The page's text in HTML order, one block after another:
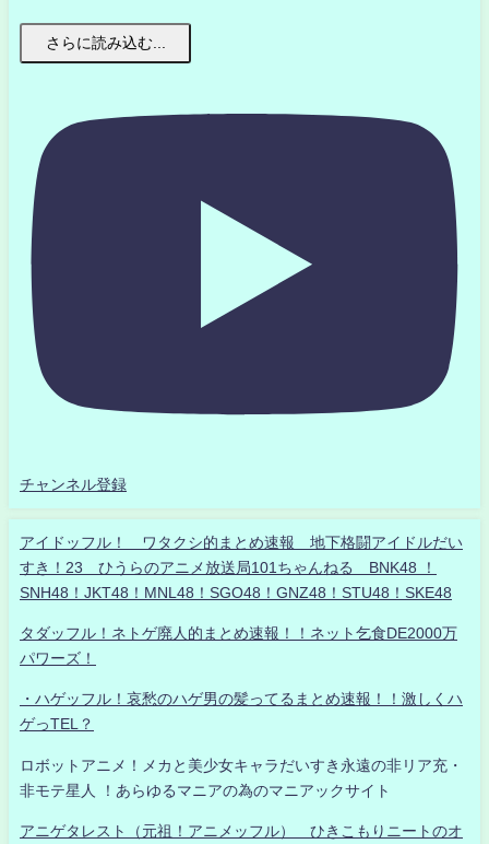
さらに読み込む...
チャンネル登録
アイドッフル！ ワタクシ的まとめ速報 地下格闘アイドルだい
すき！23 ひうらのアニメ放送局101ちゃんねる BNK48 ！
SNH48！JKT48！MNL48！SGO48！GNZ48！STU48！SKE48
タダッフル！ネトゲ廃人的まとめ速報！！ネット乞食DE2000万
パワーズ！
・ハゲッフル！哀愁のハゲ男の髪ってるまとめ速報！！激しくハ
ゲっTEL？
ロボットアニメ！メカと美少女キャラだいすき永遠の非リア充・
非モテ星人 ！あらゆるマニアの為のマニアックサイト
アニゲタレスト（元祖！アニメッフル） ひきこもりニートのオ